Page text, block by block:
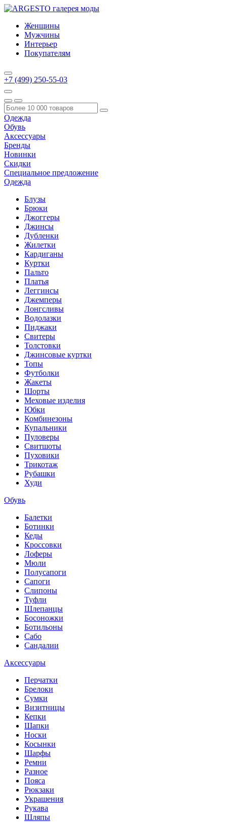
Женщины
Мужчины
Интерьер
Покупателям
+7 (499) 250-55-03
Одежда
Обувь
Аксессуары
Бренды
Новинки
Скидки
Специальное предложение
Одежда
Блузы
Брюки
Джоггеры
Джинсы
Дубленки
Жилетки
Кардиганы
Куртки
Пальто
Платья
Леггинсы
Джемперы
Лонгсливы
Водолазки
Пиджаки
Свитеры
Толстовки
Джинсовые куртки
Топы
Футболки
Жакеты
Шорты
Меховые изделия
Юбки
Комбинезоны
Купальники
Пуловеры
Свитшоты
Пуховики
Трикотаж
Рубашки
Худи
Обувь
Балетки
Ботинки
Кеды
Кроссовки
Лоферы
Мюли
Полусапоги
Сапоги
Слипоны
Туфли
Шлепанцы
Босоножки
Ботильоны
Сабо
Сандалии
Аксессуары
Перчатки
Брелоки
Сумки
Визитницы
Кепки
Шапки
Носки
Косынки
Шарфы
Ремни
Разное
Пояса
Рюкзаки
Украшения
Рукава
Шляпы